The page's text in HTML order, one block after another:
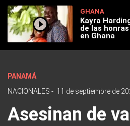
GHANA
Kayra
de las
en Ghana
PANAMÁ
NACIONALES - 11 de septiembre de
Asesinan de